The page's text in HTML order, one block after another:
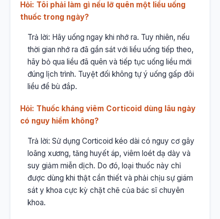
Hỏi: Tôi phải làm gì nếu lỡ quên một liều uống
thuốc trong ngày?
Trả lời: Hãy uống ngay khi nhớ ra. Tuy nhiên, nếu
thời gian nhớ ra đã gần sát với liều uống tiếp theo,
hãy bỏ qua liều đã quên và tiếp tục uống liều mới
đúng lịch trình. Tuyệt đối không tự ý uống gấp đôi
liều để bù đắp.
Hỏi: Thuốc kháng viêm Corticoid dùng lâu ngày
có nguy hiểm không?
Trả lời: Sử dụng Corticoid kéo dài có nguy cơ gây
loãng xương, tăng huyết áp, viêm loét dạ dày và
suy giảm miễn dịch. Do đó, loại thuốc này chỉ
được dùng khi thật cần thiết và phải chịu sự giám
sát y khoa cực kỳ chặt chẽ của bác sĩ chuyên
khoa.